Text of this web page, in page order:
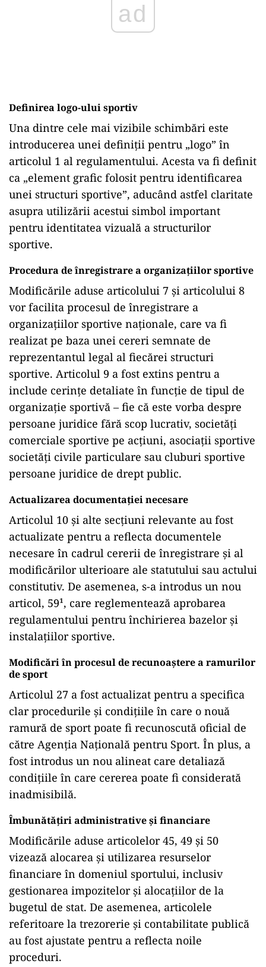
Definirea logo-ului sportiv
Una dintre cele mai vizibile schimbări este
introducerea unei definiții pentru „logo” în
articolul 1 al regulamentului. Acesta va fi definit
ca „element grafic folosit pentru identificarea
unei structuri sportive”, aducând astfel claritate
asupra utilizării acestui simbol important
pentru identitatea vizuală a structurilor
sportive.
Procedura de înregistrare a organizațiilor sportive
Modificările aduse articolului 7 și articolului 8
vor facilita procesul de înregistrare a
organizațiilor sportive naționale, care va fi
realizat pe baza unei cereri semnate de
reprezentantul legal al fiecărei structuri
sportive. Articolul 9 a fost extins pentru a
include cerințe detaliate în funcție de tipul de
organizație sportivă – fie că este vorba despre
persoane juridice fără scop lucrativ, societăți
comerciale sportive pe acțiuni, asociații sportive
societăți civile particulare sau cluburi sportive
persoane juridice de drept public.
Actualizarea documentației necesare
Articolul 10 și alte secțiuni relevante au fost
actualizate pentru a reflecta documentele
necesare în cadrul cererii de înregistrare și al
modificărilor ulterioare ale statutului sau actului
constitutiv. De asemenea, s-a introdus un nou
articol, 59¹, care reglementează aprobarea
regulamentului pentru închirierea bazelor și
instalațiilor sportive.
Modificări în procesul de recunoaștere a ramurilor
de sport
Articolul 27 a fost actualizat pentru a specifica
clar procedurile și condițiile în care o nouă
ramură de sport poate fi recunoscută oficial de
către Agenția Națională pentru Sport. În plus, a
fost introdus un nou alineat care detaliază
condițiile în care cererea poate fi considerată
inadmisibilă.
Îmbunătățiri administrative și financiare
Modificările aduse articolelor 45, 49 și 50
vizează alocarea și utilizarea resurselor
financiare în domeniul sportului, inclusiv
gestionarea impozitelor și alocațiilor de la
bugetul de stat. De asemenea, articolele
referitoare la trezorerie și contabilitate publică
au fost ajustate pentru a reflecta noile
proceduri.